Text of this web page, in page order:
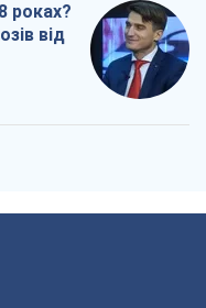
роках?
від